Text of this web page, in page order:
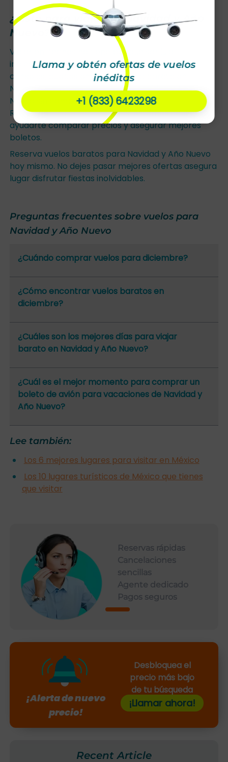
¿Listo para viajar en Navidad y Año
Nuevo?
Viajar en fechas no tiene por qué ser lujo
inalcanzable. Con un poco de planificación y los
consejos, puedes encontrar vuelo barato en
Navidad o mejores ofertas viaje navidad y Año
Nuevo sin complicarte demasiado.
RecuerdaTiquetes de Vuelosestamos aquí para
ayudarte comparar precios y asegurar mejores
boletos.
Reserva vuelos baratos para Navidad y Año Nuevo
hoy mismo. No dejes pasar mejores ofertas asegura
lugar disfrutar fiestas inolvidables.
Preguntas frecuentes sobre vuelos para
Navidad y Año Nuevo
¿Cuándo comprar vuelos para diciembre?
¿Cómo encontrar vuelos baratos en
diciembre?
¿Cuáles son los mejores días para viajar
barato en Navidad y Año Nuevo?
¿Cuál es el mejor momento para comprar un
boleto de avión para vacaciones de Navidad y
Año Nuevo?
Lee también:
Los 6 mejores lugares para visitar en México
Los 10 lugares turísticos de México que tienes
que visitar
Reservas rápidas
Cancelaciones
sencillas
Agente dedicado
Pagos seguros
¡Alerta de nuevo
precio!
Desbloquea el
precio más bajo
de tu búsqueda
¡Llamar ahora!
Recent Article
Llama y obtén ofertas de vuelos
inéditas
+1 (833) 6423298